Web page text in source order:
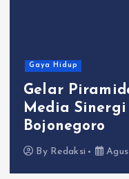
Gaya Hidup
Gelar
Media
Bojonegoro
By Redaksi